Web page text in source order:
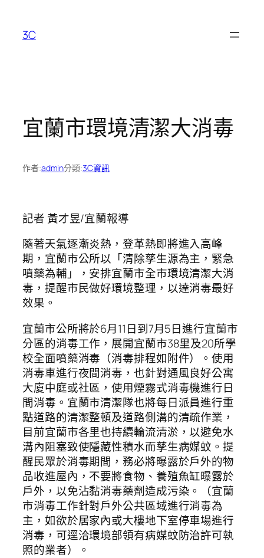
3C
宜蘭市環境清潔大消毒
作者:admin分類:3C資訊
記者 黃才昱/宜蘭報導
隨著天氣逐漸炎熱，登革熱即將進入高峰
期，宜蘭市公所以「清除孳生源為主，緊急
噴藥為輔」，安排宜蘭市全市環境清潔大消
毒，提醒市民做好環境整理，以達消毒最好
效果。
宜蘭市公所將於6月11日到7月5日進行宜蘭市
分區的消毒工作，展開宜蘭市38里及20所學
校全面噴藥消毒（消毒排程如附件）。使用
消毒車進行夜間消毒，也針對通風良好公寓
大廈中庭或社區，使用煙霧式消毒機進行日
間消毒。宜蘭市清潔隊也將每日派員進行重
點道路的清潔整頓及道路側溝的清疏作業，
目前宜蘭市各里也持續輪流清淤，以避免水
溝內阻塞致使隱藏性積水而孳生病媒蚊。提
醒民眾於消毒期間，務必將曝露於戶外的物
品收進屋內，不要將食物、養殖魚缸曝露於
戶外，以免沾黏消毒藥劑造成污染。（宜蘭
市消毒工作針對戶外公共區域進行消毒為
主，如欲於居家內或大樓地下室停車場進行
消毒，可逕洽環境部領有病媒蚊防治許可執
照的業者）。